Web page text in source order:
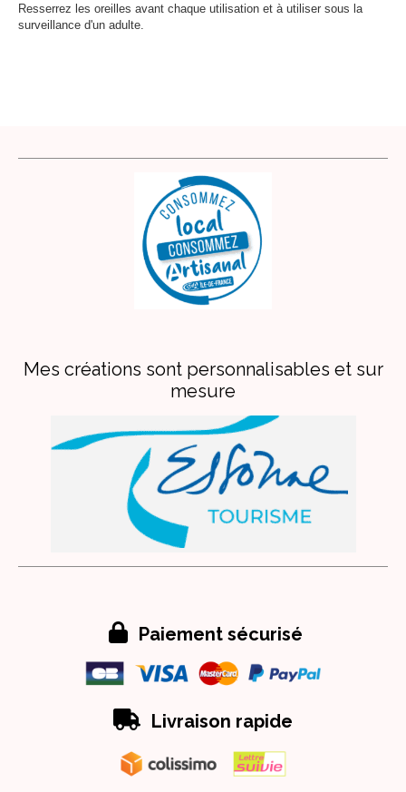
Resserrez les oreilles avant chaque utilisation et à utiliser sous la
surveillance d'un adulte.
Mes créations sont personnalisables et sur
mesure
 Paiement sécurisé
 Livraison rapide